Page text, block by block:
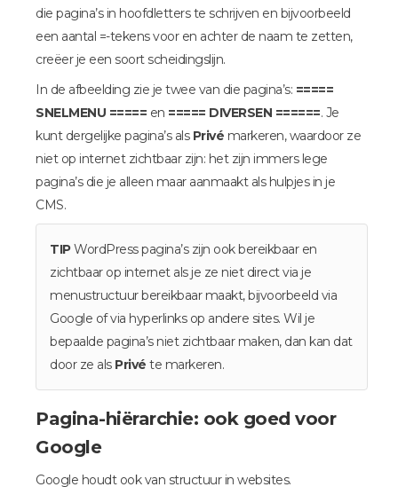
die pagina’s in hoofdletters te schrijven en bijvoorbeeld
een aantal =-tekens voor en achter de naam te zetten,
creëer je een soort scheidingslijn.
In de afbeelding zie je twee van die pagina’s: =====
SNELMENU ===== en ===== DIVERSEN ======. Je
kunt dergelijke pagina’s als Privé markeren, waardoor ze
niet op internet zichtbaar zijn: het zijn immers lege
pagina’s die je alleen maar aanmaakt als hulpjes in je
CMS.
TIPWordPress pagina’s zijn ook bereikbaar en
zichtbaar op internet als je ze niet direct via je
menustructuur bereikbaar maakt, bijvoorbeeld via
Google of via hyperlinks op andere sites. Wil je
bepaalde pagina’s niet zichtbaar maken, dan kan dat
door ze als Privé te markeren.
Pagina-hiërarchie: ook goed voor
Google
Google houdt ook van structuur in websites.